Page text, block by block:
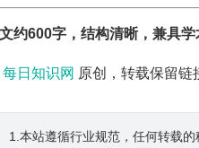
文约600字，结构清晰，兼具学
每日知识网 原创，转载保留链
1.本站遵循行业规范，任何转载